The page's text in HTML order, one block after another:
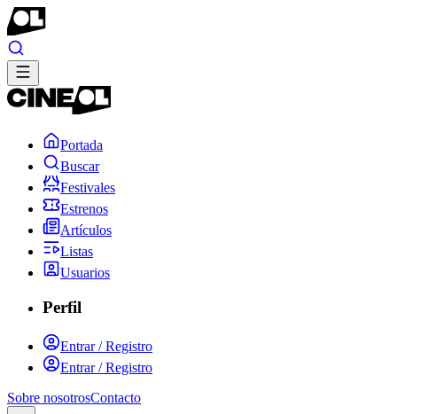
Portada
Buscar
Festivales
Estrenos
Artículos
Listas
Usuarios
Perfil
Entrar / Registro
Entrar / Registro
Sobre nosotrosContacto